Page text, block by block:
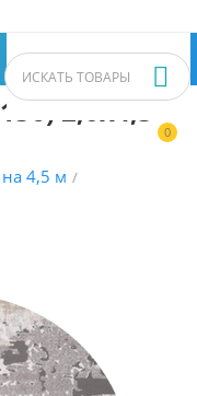
0


2,0х4,5
4,5 м /